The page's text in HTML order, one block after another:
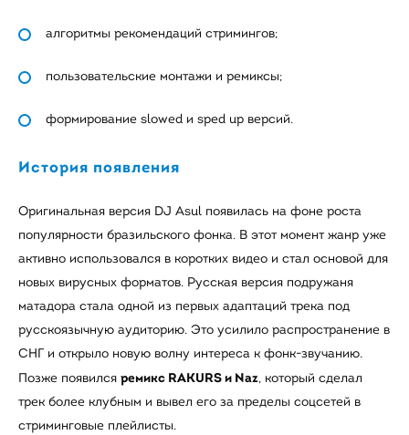
алгоритмы рекомендаций стримингов;
пользовательские монтажи и ремиксы;
формирование slowed и sped up версий.
История появления
Оригинальная версия DJ Asul появилась на фоне роста
популярности бразильского фонка. В этот момент жанр уже
активно использовался в коротких видео и стал основой для
новых вирусных форматов. Русская версия подружаня
матадора стала одной из первых адаптаций трека под
русскоязычную аудиторию. Это усилило распространение в
СНГ и открыло новую волну интереса к фонк-звучанию.
Позже появился ремикс RAKURS и Naz, который сделал
трек более клубным и вывел его за пределы соцсетей в
стриминговые плейлисты.